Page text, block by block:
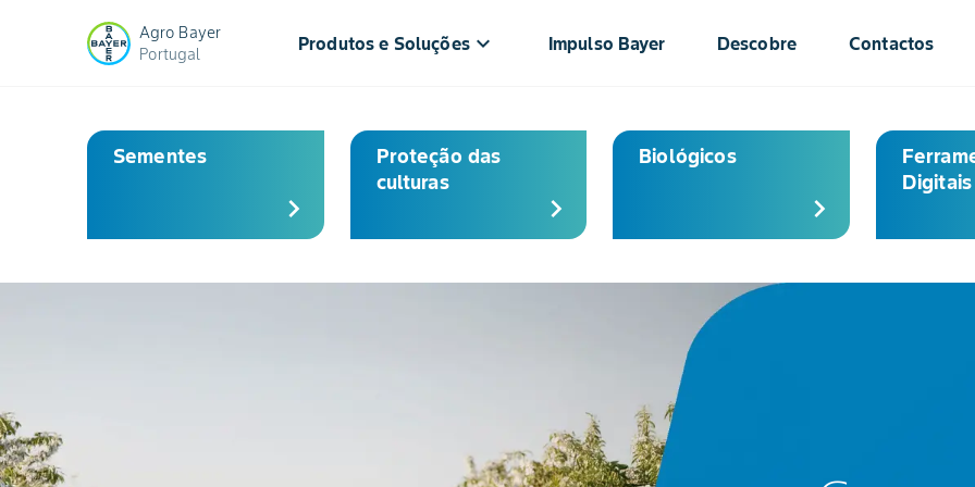
Agro Bayer
Portugal
Produtos e Soluçõeskeyboard_arrow_down Impulso Bayer Descobre Contactos
Sementes
chevron_right
Proteção das
culturas
chevron_right
Biológicos
chevron_right
Digitais